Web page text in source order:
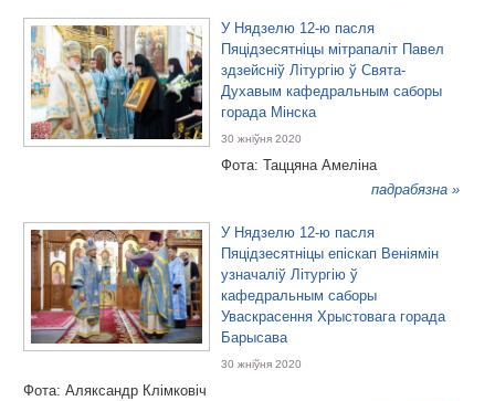
У Нядзелю 12-ю пасля
Пяцідзесятніцы мітрапаліт Павел
здзейсніў Літургію ў Свята-
Духавым кафедральным саборы
горада Мінска
30 жніўня 2020
Фота: Таццяна Амеліна
падрабязна »
У Нядзелю 12-ю пасля
Пяцідзесятніцы епіскап Веніямін
узначаліў Літургію ў
кафедральным саборы
Уваскрасення Хрыстовага горада
Барысава
30 жніўня 2020
Фота: Аляксандр Клімковіч